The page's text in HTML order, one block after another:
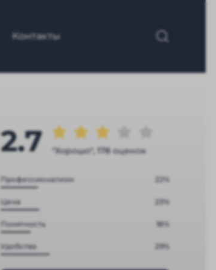
Контакты
2.7 "Хорошо", 178 оценок
Профессионализм 22%
Цена 23%
Понятность 18%
Удобство 29%